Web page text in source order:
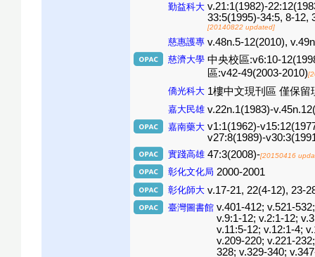
勤益科大 v.21:1(1982)-
33:5(1995)-34:5, 8-12,
[20140822 updated]
慈惠護專 v.48n.5-12(2010),
慈濟大學 中央校區:v6:10-
區:v42-49(2003-2010)
僑光科大 1樓中文現刊區 僅保留
嘉大民雄 v.22n.1(1983)-
嘉南藥大 v1:1(1962)-
v27:8(1989)-
實踐高雄 47:3(2008)-[20150416
彰化文化局 2000-2001
彰化師大 v.17-21, 22(4-12), 23-
臺灣圖書館 v.401-412; v.521-
v.9:1-12; v.2:1-12;
v.11:5-12; v.12:1-4;
v.209-220; v.221-
328; v.329-340;